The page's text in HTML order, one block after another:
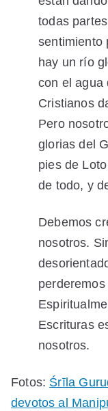
todas
sentimiento
hay un río
con el agua
Cristianos
Pero
glorias del
pies de
de todo, y
Debemos
nosotros.
Escrituras
nosotros.
Fotos: Śrīla
devotos al